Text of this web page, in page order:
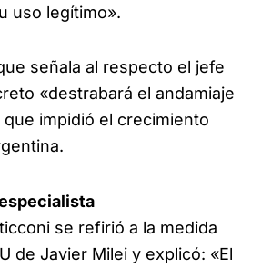
uso legítimo».
señala al respecto el jefe
«destrabará el andamiaje
impidió el crecimiento
se refirió a la medida
de Javier Milei y explicó: «El